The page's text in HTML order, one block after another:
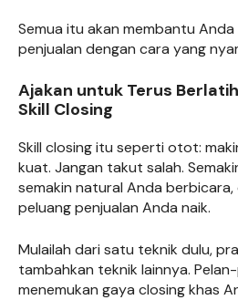
Semua itu akan membantu
penjualan dengan cara yang
Ajakan untuk Terus
Skill Closing
Skill closing itu seperti otot:
kuat. Jangan takut salah.
semakin natural Anda berbicara,
peluang penjualan Anda naik.
Mulailah dari satu teknik dulu,
tambahkan teknik lainnya.
menemukan gaya closing khas